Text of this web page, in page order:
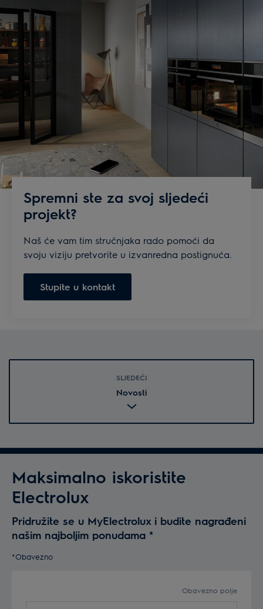
Spremni ste za svoj sljedeći
projekt?
Naš će vam tim stručnjaka rado pomoći da
svoju viziju pretvorite u izvanredna postignuća.
Stupite u kontakt
SLJEDEĆI
Novosti
Maksimalno iskoristite
Electrolux
Pridružite se u MyElectrolux i budite nagrađeni
našim najboljim ponudama *
*Obavezno
Obavezno polje